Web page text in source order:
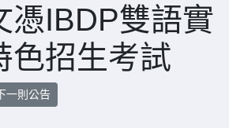
憑IBDP雙語實
色招生考試
一則公告